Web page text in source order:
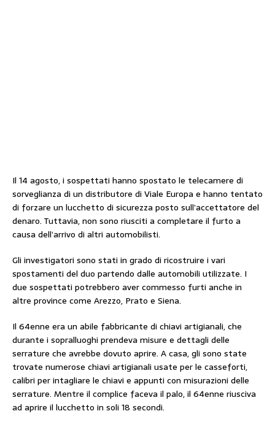
Il 14 agosto, i sospettati hanno spostato le telecamere di
sorveglianza di un distributore di Viale Europa e hanno tentato
di forzare un lucchetto di sicurezza posto sull’accettatore del
denaro. Tuttavia, non sono riusciti a completare il furto a
causa dell’arrivo di altri automobilisti.
Gli investigatori sono stati in grado di ricostruire i vari
spostamenti del duo partendo dalle automobili utilizzate. I
due sospettati potrebbero aver commesso furti anche in
altre province come Arezzo, Prato e Siena.
Il 64enne era un abile fabbricante di chiavi artigianali, che
durante i sopralluoghi prendeva misure e dettagli delle
serrature che avrebbe dovuto aprire. A casa, gli sono state
trovate numerose chiavi artigianali usate per le casseforti,
calibri per intagliare le chiavi e appunti con misurazioni delle
serrature. Mentre il complice faceva il palo, il 64enne riusciva
ad aprire il lucchetto in soli 18 secondi.